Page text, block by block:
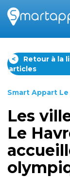
<
Retour à la
articles
Smart Appart Le
Les
Le